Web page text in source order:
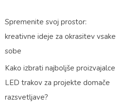
Spremenite svoj prostor:
kreativne ideje za okrasitev vsake
sobe
Kako izbrati najboljše proizvajalce
LED trakov za projekte domače
razsvetljave?